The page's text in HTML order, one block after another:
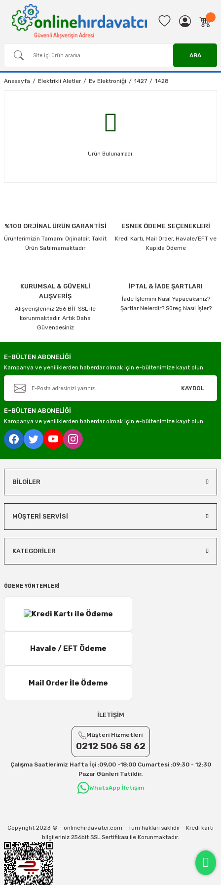
ARA
Anasayfa Elektrikli Aletler Ev Elektroniği 1427 1428
Ürün Bulunamadı.
%100 ORJİNAL ÜRÜN GARANTİSİ
Ürünlerimizin Tamamı Orjinaldir. Taklit
Ürün Satılmamaktadır
ESNEK ÖDEME SEÇENEKLERİ
Kredi Kartı, Mail Order, Havale/EFT ve
Kapıda Ödeme
KURUMSAL & GÜVENLİ
ALIŞVERİŞ
Alışverişleriniz 256 BİT SSL ile
korunmaktadır. Artık Daha
Güvendesiniz
İPTAL & İADE ŞARTLARI
İade İşlemini Nasıl Yapacaksınız?
Şartlar Nelerdir? Süreç Nasıl İşler?
E-BÜLTEN ABONELİĞİ
Kampanya ve yeniliklerden haberdar olmak için e-bültenimize kayıt olun.
KAYDOL
E-BÜLTEN ABONELİĞİ
Kampanya ve yeniliklerden haberdar olmak için e-bültenimize kayıt olun.
BİLGİLER
MÜŞTERİ SERVİSİ
KATEGORİLER
ÖDEME YÖNTEMLERİ
Havale / EFT Ödeme
Mail Order İle Ödeme
İLETİŞİM
Müşteri Hizmetleri
0212 506 58 62
Çalışma Saatlerimiz Hafta İçi :09,00 -18:00 Cumartesi :09:30 - 12:30
Pazar Günleri Tatildir.
WhatsApp İletişim
Copyright 2023 © - onlinehirdavatci.com - Tüm hakları saklıdır - Kredi kartı
bilgileriniz 256bit SSL Sertifikası ile Korunmaktadır.